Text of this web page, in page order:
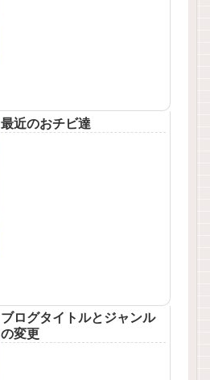
最近のおチビ達
ブログタイトルとジャンル
の変更